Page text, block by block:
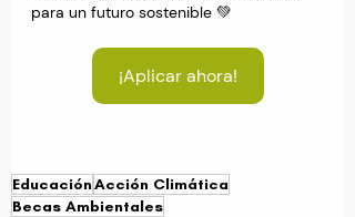
para un futuro sostenible 💚
¡Aplicar ahora!
EducaciónAcción Climática
Becas Ambientales